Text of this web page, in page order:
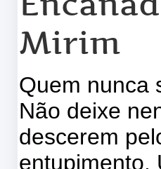
Mirim
Quem nunca
Não deixe
descerem
entupimento.